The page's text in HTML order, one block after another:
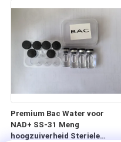
Premium Bac Water voor
NAD+ SS-31 Meng
hoogzuiverheid Steriele